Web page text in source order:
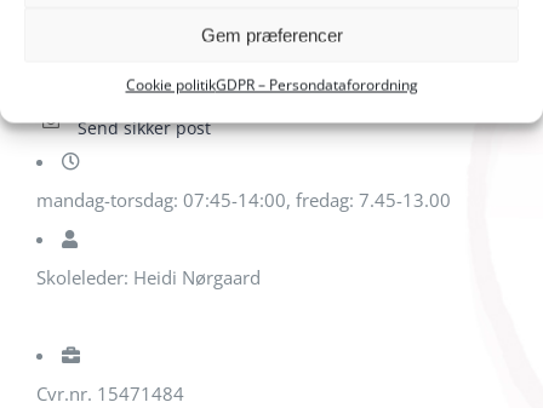
Gem præferencer
Cookie politikGDPR – Persondataforordning
kontoret@haderslevrealskole.dk
Send sikker post
mandag-torsdag: 07:45-14:00, fredag: 7.45-13.00
Skoleleder: Heidi Nørgaard
Cvr.nr. 15471484